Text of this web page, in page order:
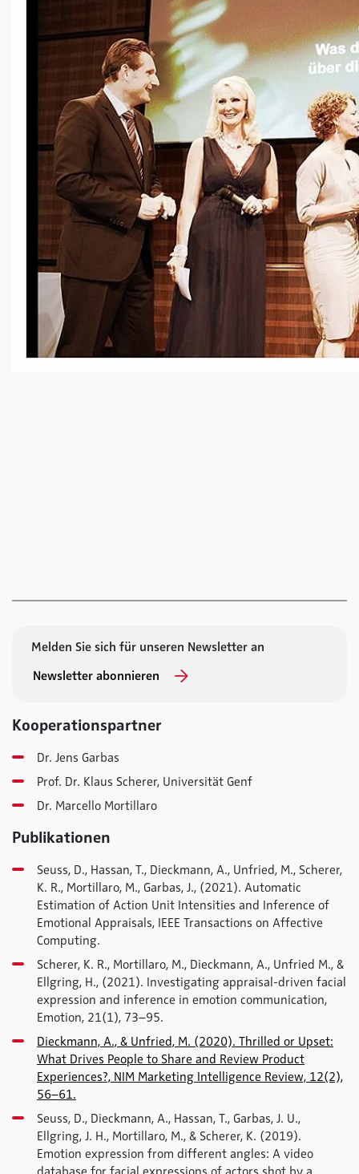
Melden Sie sich für unseren Newsletter an
Newsletter abonnieren
Kooperationspartner
Dr. Jens Garbas
Prof. Dr. Klaus Scherer, Universität Genf
Dr. Marcello Mortillaro
Publikationen
Seuss, D., Hassan, T., Dieckmann, A., Unfried, M., Scherer,
K. R., Mortillaro, M., Garbas, J., (2021). Automatic
Estimation of Action Unit Intensities and Inference of
Emotional Appraisals, IEEE Transactions on Affective
Computing.
Scherer, K. R., Mortillaro, M., Dieckmann, A., Unfried M., &
Ellgring, H., (2021). Investigating appraisal-driven facial
expression and inference in emotion communication,
Emotion, 21(1), 73–95.
Dieckmann, A., & Unfried, M. (2020). Thrilled or Upset:
What Drives People to Share and Review Product
Experiences?, NIM Marketing Intelligence Review, 12(2),
56–61.
Seuss, D., Dieckmann, A., Hassan, T., Garbas, J. U.,
Ellgring, J. H., Mortillaro, M., & Scherer, K. (2019).
Emotion expression from different angles: A video